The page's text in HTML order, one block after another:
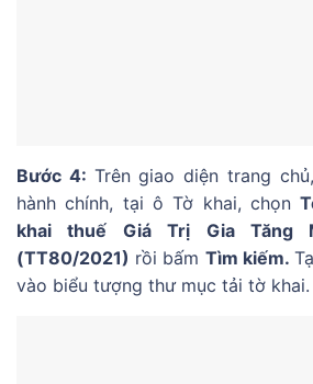
Bước 4: Trên giao diện trang
hành chính, tại ô Tờ khai, chọn
khai thuế Giá Trị Gia Tăng
(TT80/2021) rồi bấm Tìm kiếm.
vào biểu tượng thư mục tải tờ khai.